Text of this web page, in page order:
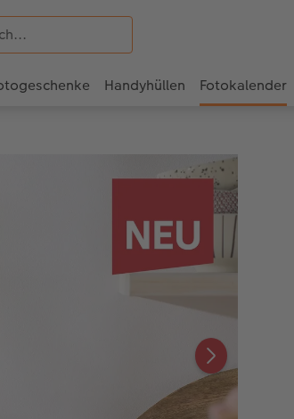
Handyhüllen Fotokalender